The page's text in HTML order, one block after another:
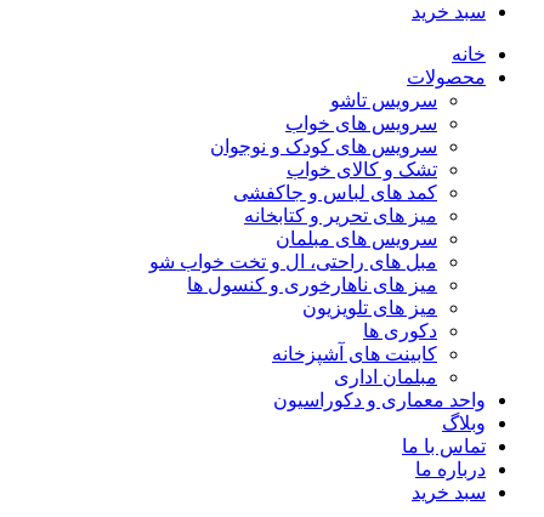
سبد خرید
خانه
محصولات
سرویس تاشو
سرویس های خواب
سرویس های کودک و نوجوان
تشک و کالای خواب
کمد های لباس و جاکفشی
میز های تحریر و کتابخانه
سرویس های مبلمان
مبل های راحتی، ال و تخت خواب شو
میز های ناهارخوری و کنسول ها
میز های تلویزیون
دکوری ها
کابینت های آشپزخانه
مبلمان اداری
واحد معماری و دکوراسیون
وبلاگ
تماس با ما
درباره ما
سبد خرید